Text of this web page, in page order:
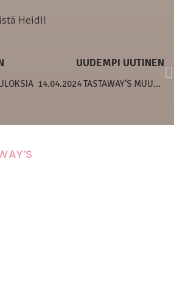
Heidi!
UUDEMPI UUTINEN
14.04.2024 TASTAWAY’S MUUSAS MUSTAFA